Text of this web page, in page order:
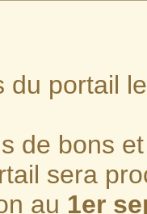
du portail
de bons
sera
au 1er